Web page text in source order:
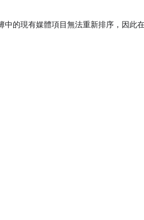
中的現有媒體項目無法重新排序，因此